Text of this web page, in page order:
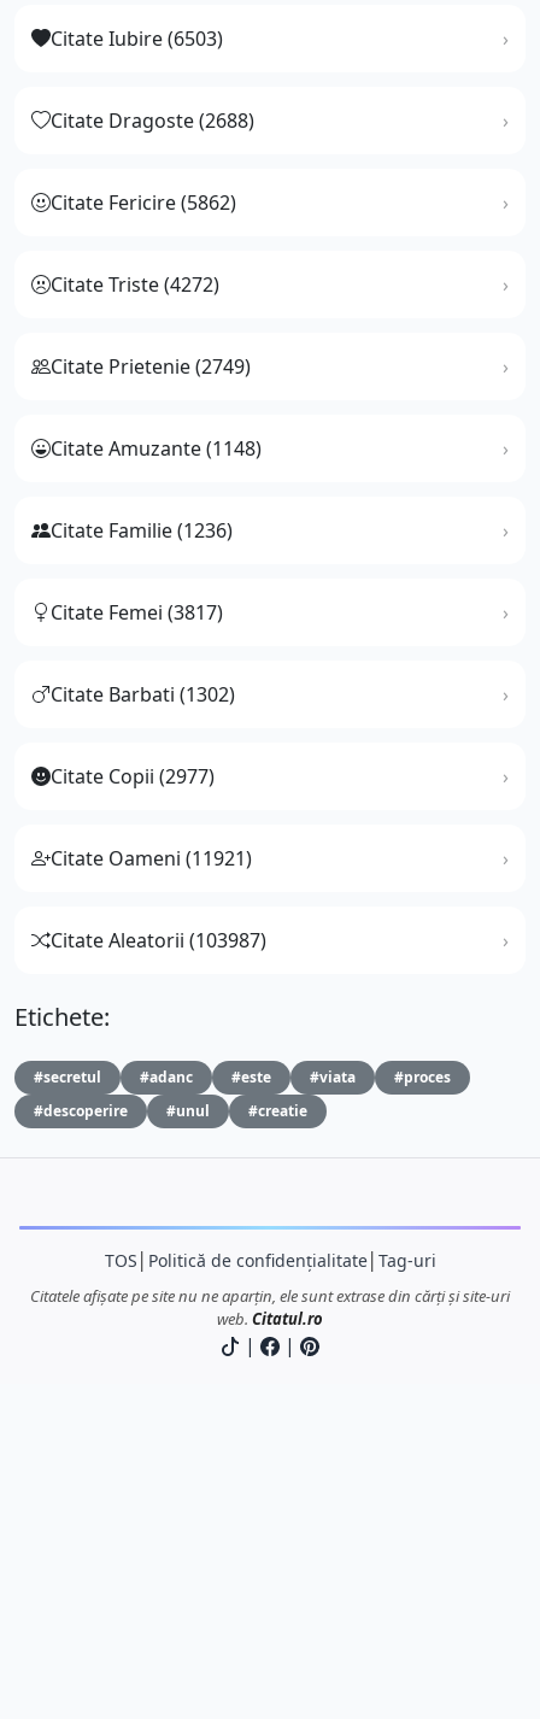
Citate Iubire (6503)
Citate Dragoste (2688)
Citate Fericire (5862)
Citate Triste (4272)
Citate Prietenie (2749)
Citate Amuzante (1148)
Citate Familie (1236)
Citate Femei (3817)
Citate Barbati (1302)
Citate Copii (2977)
Citate Oameni (11921)
Citate Aleatorii (103987)
Etichete:
#secretul #adanc #este #viata
#proces
#descoperire
#unul #creatie
TOS Politică de confidențialitate│ Tag-uri
Citatele afișate pe site nu ne aparțin, ele sunt extrase din cărți și site-uri
web. Citatul.ro
| |